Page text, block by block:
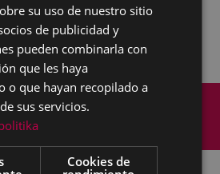
Aviso legal
su uso de nuestro sitio
de publicidad y
pueden combinarla con
que les haya
o que hayan recopilado a
sus servicios.
Cookies de